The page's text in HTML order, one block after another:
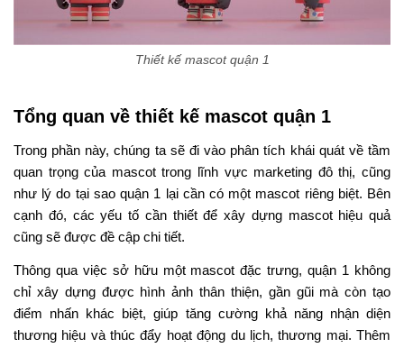
Thiết kế mascot quận 1
Tổng quan về thiết kế mascot quận 1
Trong phần này, chúng ta sẽ đi vào phân tích khái quát về tầm
quan trọng của mascot trong lĩnh vực marketing đô thị, cũng
như lý do tại sao quận 1 lại cần có một mascot riêng biệt. Bên
cạnh đó, các yếu tố cần thiết để xây dựng mascot hiệu quả
cũng sẽ được đề cập chi tiết.
Thông qua việc sở hữu một mascot đặc trưng, quận 1 không
chỉ xây dựng được hình ảnh thân thiện, gần gũi mà còn tạo
điểm nhấn khác biệt, giúp tăng cường khả năng nhận diện
thương hiệu và thúc đẩy hoạt động du lịch, thương mại. Thêm